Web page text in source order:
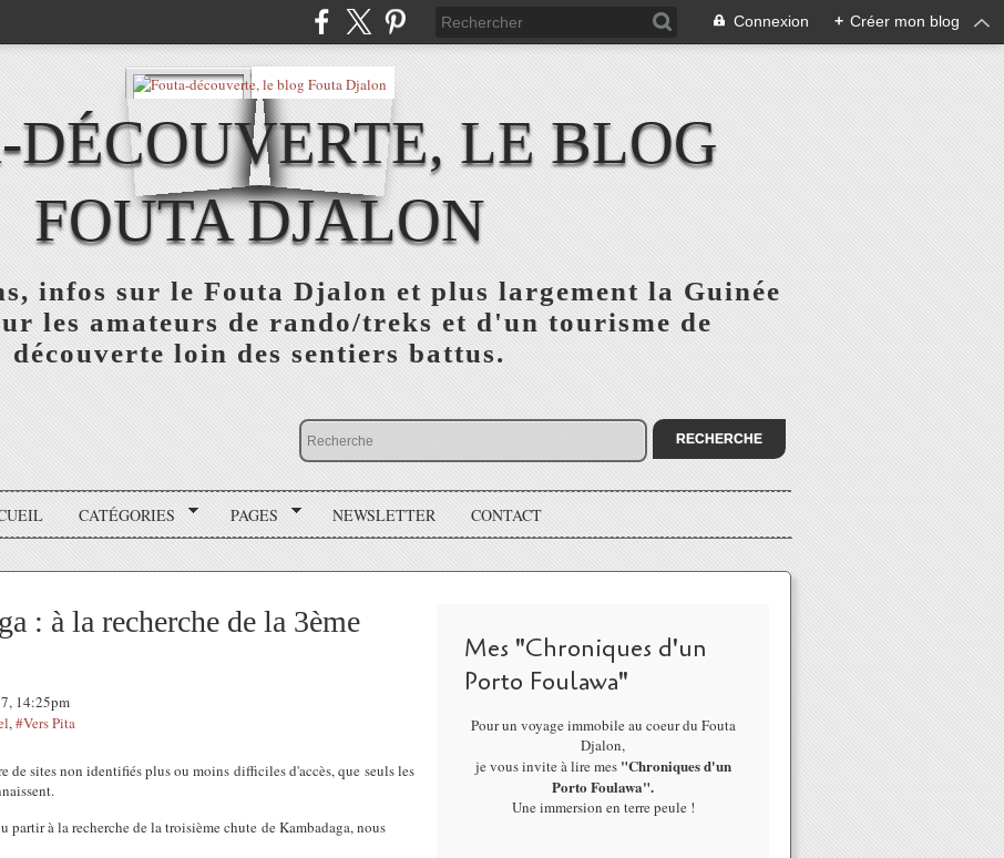
Connexion + Créer mon blog
DÉCOUVERTE, LE BLOG
FOUTA DJALON
infos sur le Fouta Djalon et plus largement la Guinée
les amateurs de rando/treks et d'un tourisme de
découverte loin des sentiers battus.
CATÉGORIES PAGES NEWSLETTER CONTACT
: à la recherche de la 3ème
14:25pm
,#Vers Pita
de sites non identifiés plus ou moins difficiles d'accès, que seuls les
à la recherche de la troisième chute de Kambadaga, nous
Mes "Chroniques d'un
Porto Foulawa"
Pour un voyage immobile au coeur du Fouta
Djalon,
je vous invite à lire mes "Chroniques d'un
Porto Foulawa".
Une immersion en terre peule !